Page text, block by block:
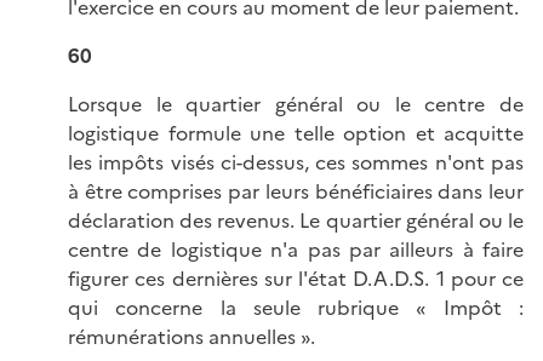
l'exercice en cours au moment de leur paiement.
60
Lorsque le quartier général ou le centre de
logistique formule une telle option et acquitte
les impôts visés ci-dessus, ces sommes n'ont pas
à être comprises par leurs bénéficiaires dans leur
déclaration des revenus. Le quartier général ou le
centre de logistique n'a pas par ailleurs à faire
figurer ces dernières sur l'état D.A.D.S. 1 pour ce
qui concerne la seule rubrique « Impôt :
rémunérations annuelles ».